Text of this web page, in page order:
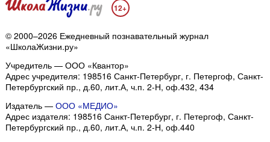
12+
© 2000–2026 Ежедневный познавательный журнал
«ШколаЖизни.ру»
Учредитель — ООО «Квантор»
Адрес учредителя: 198516 Санкт-Петербург, г. Петергоф, Санкт-
Петербургский пр., д.60, лит.А, ч.п. 2-Н, оф.432, 434
Издатель — ООО «МЕДИО»
Адрес издателя: 198516 Санкт-Петербург, г. Петергоф, Санкт-
Петербургский пр., д.60, лит.А, ч.п. 2-Н, оф.440